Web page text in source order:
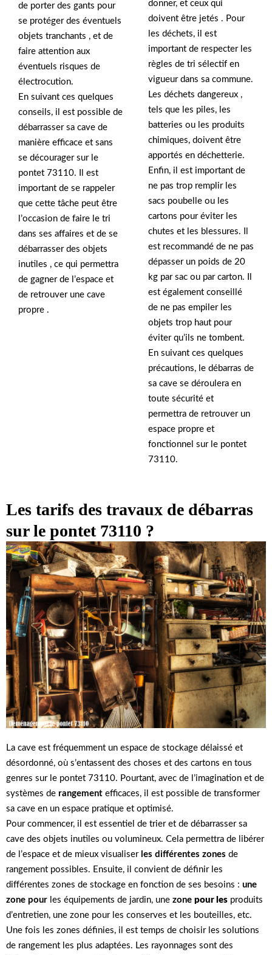
de porter des gants pour
se protéger des éventuels
objets tranchants , et de
faire attention aux
éventuels risques de
électrocution.
En suivant ces quelques
conseils, il est possible de
débarrasser sa cave de
manière efficace et sans
se décourager sur le
pontet 73110. Il est
important de se rappeler
que cette tâche peut être
l’occasion de faire le tri
dans ses affaires et de se
débarrasser des objets
inutiles , ce qui permettra
de gagner de l’espace et
de retrouver une cave
propre .
donner, et ceux qui
doivent être jetés . Pour
les déchets, il est
important de respecter les
règles de tri sélectif en
vigueur dans sa commune.
Les déchets dangereux ,
tels que les piles, les
batteries ou les produits
chimiques, doivent être
apportés en déchetterie.
Enfin, il est important de
ne pas trop remplir les
sacs poubelle ou les
cartons pour éviter les
chutes et les blessures. Il
est recommandé de ne pas
dépasser un poids de 20
kg par sac ou par carton. Il
est également conseillé
de ne pas empiler les
objets trop haut pour
éviter qu’ils ne tombent.
En suivant ces quelques
précautions, le débarras de
sa cave se déroulera en
toute sécurité et
permettra de retrouver un
espace propre et
fonctionnel sur le pontet
73110.
Les tarifs des travaux de débarras
sur le pontet 73110 ?
La cave est fréquemment un espace de stockage délaissé et
désordonné, où s’entassent des choses et des cartons en tous
genres sur le pontet 73110. Pourtant, avec de l’imagination et de
systèmes de rangement efficaces, il est possible de transformer
sa cave en un espace pratique et optimisé.
Pour commencer, il est essentiel de trier et de débarrasser sa
cave des objets inutiles ou volumineux. Cela permettra de libérer
de l’espace et de mieux visualiser les différentes zones de
rangement possibles. Ensuite, il convient de définir les
différentes zones de stockage en fonction de ses besoins : une
zone pour les équipements de jardin, une zone pour les produits
d’entretien, une zone pour les conserves et les bouteilles, etc.
Une fois les zones définies, il est temps de choisir les solutions
de rangement les plus adaptées. Les rayonnages sont des